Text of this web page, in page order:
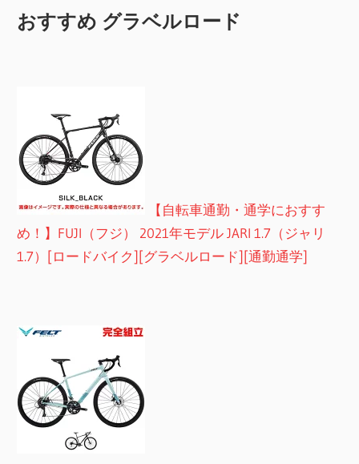
おすすめ グラベルロード
【自転車通勤・通学におすす
め！】FUJI（フジ） 2021年モデル JARI 1.7（ジャリ
1.7）[ロードバイク][グラベルロード][通勤通学]